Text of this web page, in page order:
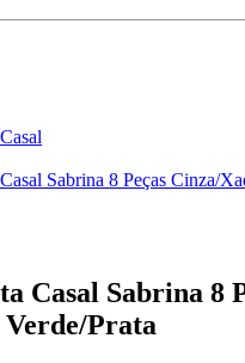
Sabrina 8 Peças Cinza/
Casal Sabrina 8
Prata